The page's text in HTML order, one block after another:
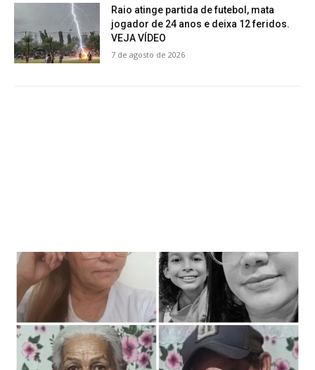
Raio atinge partida de futebol, mata
jogador de 24 anos e deixa 12 feridos.
VEJA VÍDEO
7 de agosto de 2026